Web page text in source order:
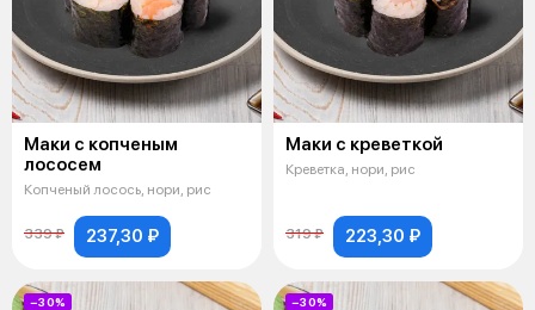
Маки с копченым
лососем
Копченый лосось, нори, рис
339 ₽ 237,30 ₽
Маки с креветкой
Креветка, нори, рис
319 ₽ 223,30 ₽
−30% −30%